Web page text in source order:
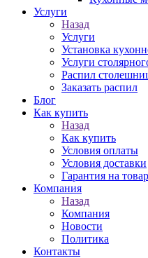
Услуги
Назад
Услуги
Установка
Услуги
Распил
Заказать распил
Блог
Как купить
Назад
Как купить
Условия оплаты
Условия доставки
Гарантия на товар
Компания
Назад
Компания
Новости
Политика
Контакты